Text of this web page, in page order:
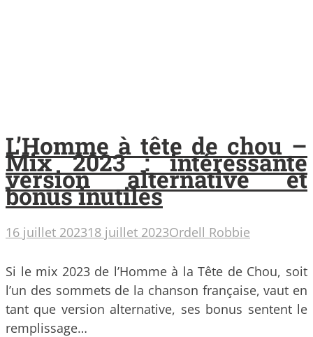
L’Homme à tête de chou –
Mix 2023 : intéressante
version alternative et
bonus inutiles
16 juillet 202318 juillet 2023Ordell Robbie
Si le mix 2023 de l’Homme à la Tête de Chou, soit
l’un des sommets de la chanson française, vaut en
tant que version alternative, ses bonus sentent le
remplissage…